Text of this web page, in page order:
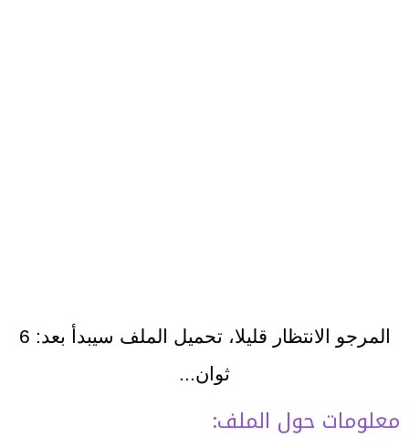
المرجو الانتظار قليلا، تحميل الملف سيبدأ بعد: 6
ثوان...
معلومات حول الملف: